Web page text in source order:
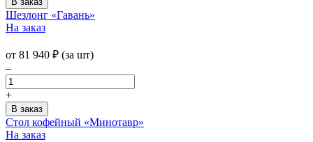
Шезлонг «Гавань»
На заказ
от 81 940 ₽ (за шт)
–
+
Стол кофейный «Минотавр»
На заказ